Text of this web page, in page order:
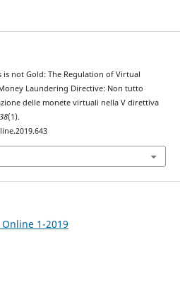
is not Gold: The Regulation of Virtual
Laundering Directive: Non tutto
delle monete virtuali nella V direttiva
38(1).
Online 1-2019